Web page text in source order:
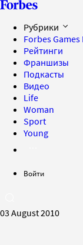
Рубрики
Forbes Games
Рейтинги
Франшизы
Подкасты
Видео
Life
Woman
Sport
Young
Войти
03 August 2010